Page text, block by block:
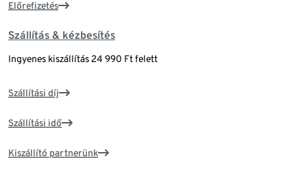
Előrefizetés
Szállítás & kézbesítés
Ingyenes kiszállítás 24 990 Ft felett
Szállítási díj
Szállítási idő
Kiszállító partnerünk